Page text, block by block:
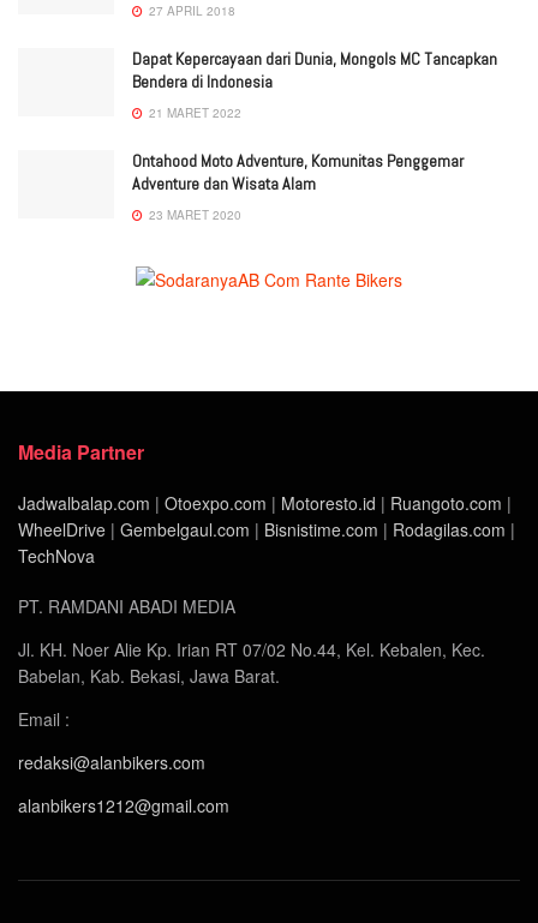
27 APRIL 2018
Dapat Kepercayaan dari Dunia, Mongols MC Tancapkan
Bendera di Indonesia
21 MARET 2022
Ontahood Moto Adventure, Komunitas Penggemar
Adventure dan Wisata Alam
23 MARET 2020
Media Partner
Jadwalbalap.com | Otoexpo.com | Motoresto.id | Ruangoto.com |
WheelDrive | Gembelgaul.com | Bisnistime.com | Rodagilas.com |
TechNova
PT. RAMDANI ABADI MEDIA
Jl. KH. Noer Alie Kp. Irian RT 07/02 No.44, Kel. Kebalen, Kec.
Babelan, Kab. Bekasi, Jawa Barat.
Email :
redaksi@alanbikers.com
alanbikers1212@gmail.com